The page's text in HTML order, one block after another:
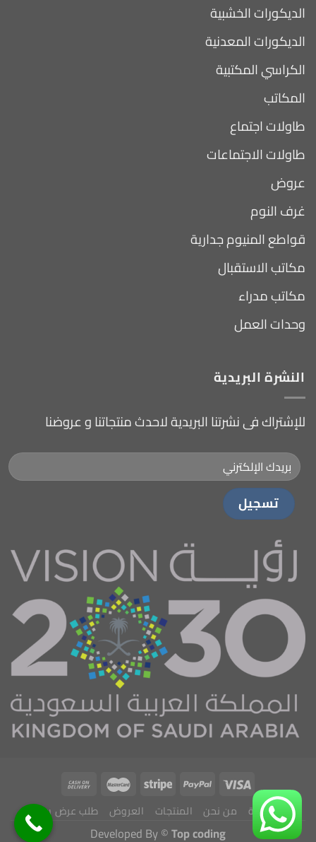
الديكورات الخشبية
الديكورات المعدنية
الكراسي المكتبية
المكاتب
طاولات اجتماع
طاولات الاجتماعات
عروض
غرف النوم
قواطع المنيوم جدارية
مكاتب الاستقبال
مكاتب مدراء
وحدات العمل
النشرة البريدية
للإشتراك فى نشرتنا البريدية لاحدث منتجاتنا و عروضنا
الرئيسية من نحن المنتجات العروض طلب عرض سعر
Developed By ©Top coding